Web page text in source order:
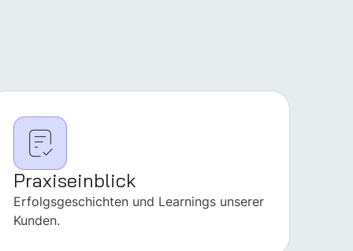
Praxiseinblick
Erfolgsgeschichten und Learnings unserer
Kunden.